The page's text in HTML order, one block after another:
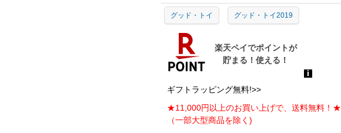
グッド・トイ グッド・トイ2019
ギフトラッピング無料!>>
★11,000円以上のお買い上げで、送料無料！★
（一部大型商品を除く)